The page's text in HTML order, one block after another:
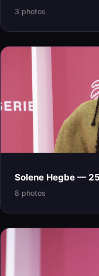
3 photos
Solene Hegbe —
8 photos